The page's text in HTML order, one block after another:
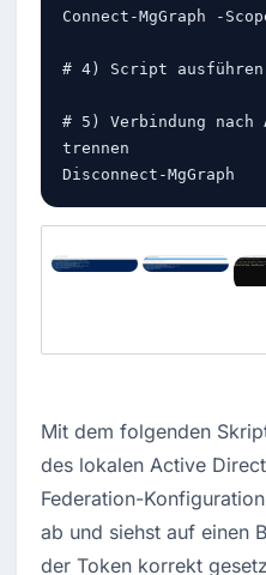
Connect-MgGraph -
# 4) Script
# 5) Verbindung nach
trennen
Disconnect-MgGraph
Mit dem folgenden
des lokalen Active
Federation-
ab und siehst auf einen
der Token korrekt